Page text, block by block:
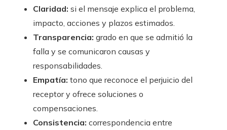
Claridad: si el mensaje explica el problema,
impacto, acciones y plazos estimados.
Transparencia: grado en que se admitió la
falla y se comunicaron causas y
responsabilidades.
Empatía: tono que reconoce el perjuicio del
receptor y ofrece soluciones o
compensaciones.
Consistencia: correspondencia entre